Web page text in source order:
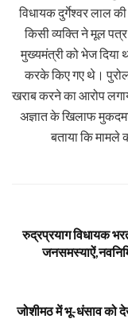
विधायक दुर्गेश्वर लाल
किसी व्यक्ति ने मूल
मुख्यमंत्री को भेज दिया
करके किए गए थे।
खराब करने का आरोप
अज्ञात के खिलाफ
बताया कि मामले
रुद्रप्रयाग विधायक
जोशीमठ में भू-धंसाव को